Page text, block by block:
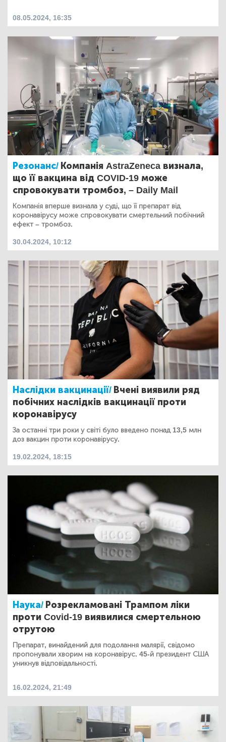
08.05.2024, 16:35
Резонанс/ Компанія AstraZeneca визнала,
що її вакцина від COVID-19 може
спровокувати тромбоз, – Daily Mail
Компанія вперше визнала у суді, що її препарат від
коронавірусу може спровокувати смертельний побічний
ефект – тромбоз.
30.04.2024, 10:12
Наслідки вакцинації/ Вчені виявили ряд
побічних наслідків вакцинації проти
коронавірусу
За останні три роки у світі було введено понад 13,5 млн
доз вакцин проти коронавірусу.
19.02.2024, 18:15
Наука/ Розрекламовані Трампом ліки
проти Covid-19 виявилися смертельною
отрутою
Препарат, винайдений для подолання малярії, свідомо
пропонували хворим на коронавірус. 45-й президент США
уникнув відповідальності.
16.02.2024, 21:49